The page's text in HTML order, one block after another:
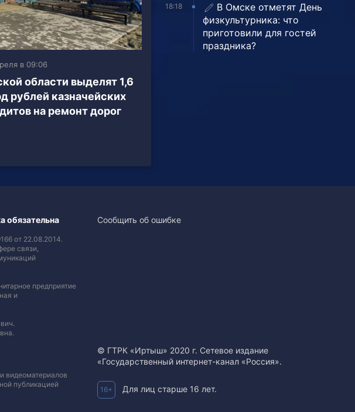
в 09:06
области выделят 1,6
рублей казначейских
на ремонт дорог
18:18
В Омске отметят День
физкультурника: что
приготовили для гостей
праздника?
обязательна
от 22.08.2014.
связи,
предприятие
и
видеоматериалов
публикацией
Сообщить об ошибке
© ГТРК «Иртыш» 2020 г. Сетевое издание
«Государственный интернет-канал «Россия».
16+ Для лиц старше 16 лет.